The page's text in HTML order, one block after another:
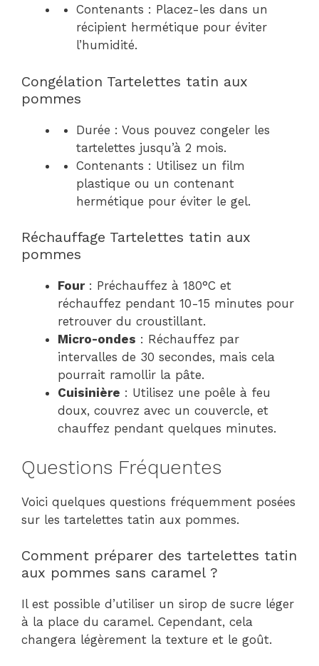
Contenants : Placez-les dans un
récipient hermétique pour éviter
l’humidité.
Congélation Tartelettes tatin aux
pommes
Durée : Vous pouvez congeler les
tartelettes jusqu’à 2 mois.
Contenants : Utilisez un film
plastique ou un contenant
hermétique pour éviter le gel.
Réchauffage Tartelettes tatin aux
pommes
Four: Préchauffez à 180°C et
réchauffez pendant 10-15 minutes pour
retrouver du croustillant.
Micro-ondes : Réchauffez par
intervalles de 30 secondes, mais cela
pourrait ramollir la pâte.
Cuisinière : Utilisez une poêle à feu
doux, couvrez avec un couvercle, et
chauffez pendant quelques minutes.
Questions Fréquentes
Voici quelques questions fréquemment posées
sur les tartelettes tatin aux pommes.
Comment préparer des tartelettes tatin
aux pommes sans caramel ?
Il est possible d’utiliser un sirop de sucre léger
à la place du caramel. Cependant, cela
changera légèrement la texture et le goût.